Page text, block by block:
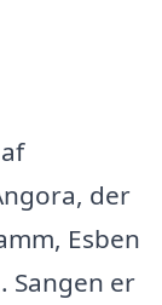
der
Esben
Sangen er